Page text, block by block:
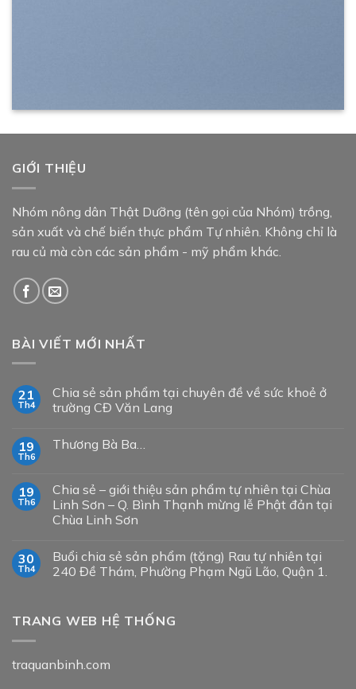
GIỚI THIỆU
Nhóm nông dân Thật Dưỡng (tên gọi của Nhóm) trồng,
sản xuất và chế biến thực phẩm Tự nhiên. Không chỉ là
rau củ mà còn các sản phẩm - mỹ phẩm khác.
BÀI VIẾT MỚI NHẤT
21
Th4
Chia sẻ sản phẩm tại chuyên đề về sức khoẻ ở
trường CĐ Văn Lang
19
Th6
Thương Bà Ba…
19
Th6
Chia sẻ – giới thiệu sản phẩm tự nhiên tại Chùa
Linh Sơn – Q. Bình Thạnh mừng lễ Phật đản tại
Chùa Linh Sơn
30
Th4
Buổi chia sẻ sản phẩm (tặng) Rau tự nhiên tại
240 Đề Thám, Phường Phạm Ngũ Lão, Quận 1.
TRANG WEB HỆ THỐNG
traquanbinh.com